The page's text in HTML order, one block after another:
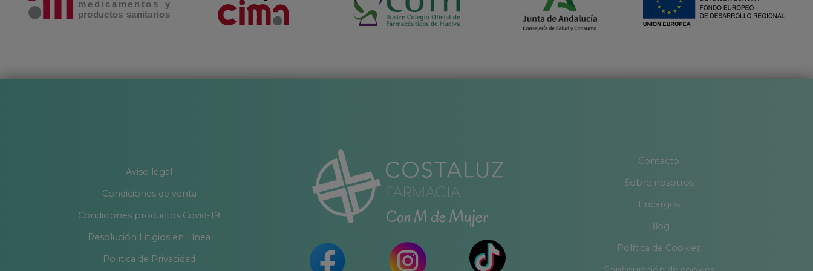
Aviso legal
Condiciones de venta
Condiciones productos Covid-19
Resolución Litigios en Línea
Política de Privacidad
Contacto
Sobre nosotros
Encargos
Blog
Política de Cookies